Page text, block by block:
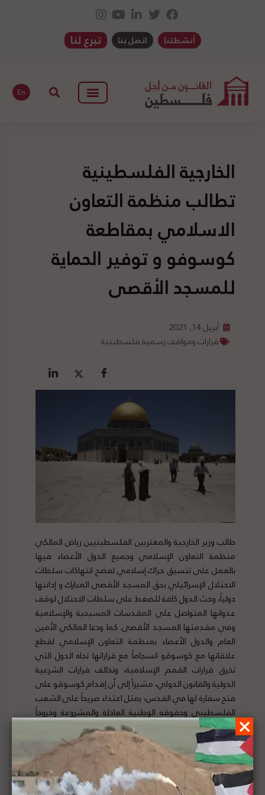
أنشطتنا اتصل بنا تبرع لنا
En
الخارجية الفلسطينية
تطالب منظمة التعاون
الاسلامي بمقاطعة
كوسوفو و توفير الحماية
للمسجد الأقصى
أبريل 14, 2021
قرارات ومواقف رسمية فلسطينية
طالب وزير الخارجية والمغتربين الفلسطينيين رياض المالكي
منظمة التعاون الإسلامي وجميع الدول الأعضاء فيها
بالعمل على تنسيق حراك إسلامي لفضح انتهاكات سلطات
الاحتلال الإسرائيلي بحق المسجد الأقصى المبارك و إدانتها
دولياً، وحث الدول كافة للضغط على سلطات الاحتلال لوقف
عدوانها المتواصل على المقدسات المسيحية والإسلامية
وفي مقدمتها المسجد الأقصى. كما ودعا المالكي الأمين
العام والدول الأعضاء بمنظمة التعاون الإسلامي لقطع
علاقاتها مع كوسوڤو انسجاماً مع قراراتها تجاه الدول التي
تخرق قرارات القمم الإسلامية، وتخالف قرارات الشرعية
الدولية والقانون الدولي، مشيراً إلى أن إقدام كوسوڤو على
فتح سفارة لها في القدس، يمثل اعتداء صريحاً على الشعب
الفلسطيني وحقوقه الوطنية العادلة والمشروعة وخروجاً
فاضحاً على قرارات الأمم المتحدة. لتفاصيل الخبر ومصدره
الأصلي،هنا